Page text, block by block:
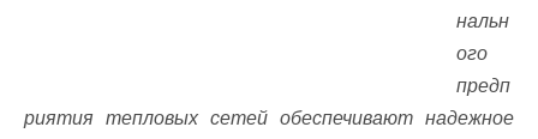
нальн
ого
предп
риятия тепловых сетей обеспечивают надежное